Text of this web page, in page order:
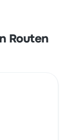
Routen